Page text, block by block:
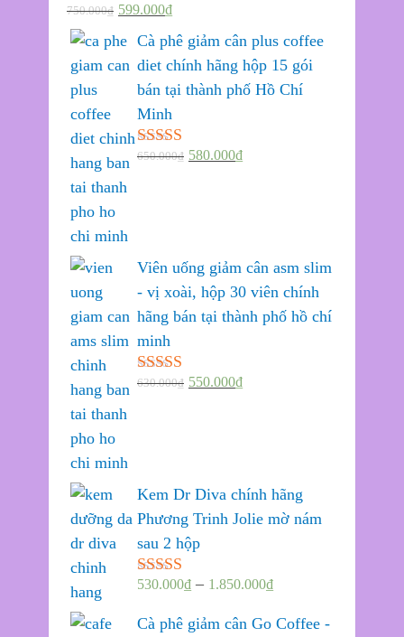
Được xếp
hạng
sao
750.000₫ 599.000₫
Cà phê giảm cân plus coffee
diet chính hãng hộp 15 gói
bán tại thành phố Hồ Chí
Minh
Được xếp
650.000₫ 580.000₫
Viên uống giảm cân asm slim
- vị xoài, hộp 30 viên chính
hãng bán tại thành phố hồ chí
minh
Được xếp
630.000₫ 550.000₫
Kem Dr Diva chính hãng
Phương Trinh Jolie mờ nám
sau 2 hộp
Được xếp
sao
530.000₫– 1.850.000₫
Cà phê giảm cân Go Coffee -